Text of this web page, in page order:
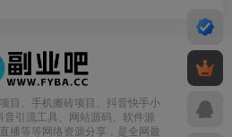
目、手机搬砖项目、抖音快手小
引流工具、网站源码、软件源
播等等网络资源分享，是全网最